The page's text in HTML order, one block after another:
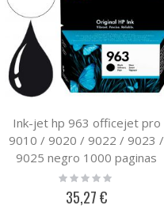
Ink-jet hp 963 officejet pro
9010 / 9020 / 9022 / 9023 /
9025 negro 1000 paginas
Rating:
35,27 €